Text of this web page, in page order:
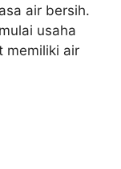
air bersih.
usaha
memiliki air